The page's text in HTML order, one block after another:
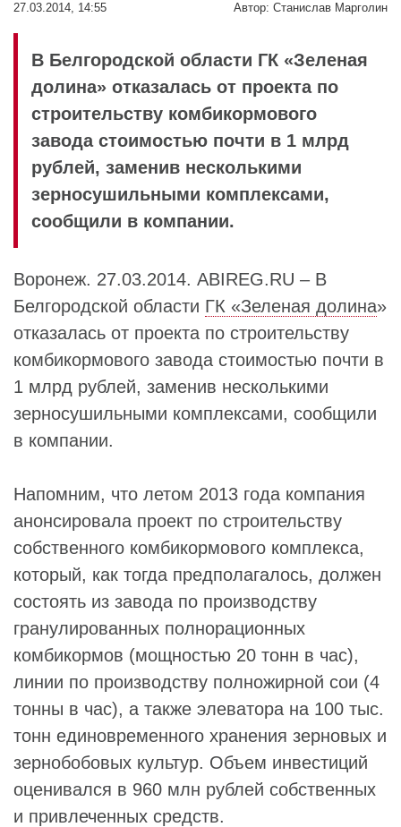
27.03.2014, 14:55 Автор: Станислав Марголин
В Белгородской области ГК «Зеленая
долина» отказалась от проекта по
строительству комбикормового
завода стоимостью почти в 1 млрд
рублей, заменив несколькими
зерносушильными комплексами,
сообщили в компании.
Воронеж. 27.03.2014. ABIREG.RU – В
Белгородской области ГК «Зеленая долина»
отказалась от проекта по строительству
комбикормового завода стоимостью почти в
1 млрд рублей, заменив несколькими
зерносушильными комплексами, сообщили
в компании.
Напомним, что летом 2013 года компания
анонсировала проект по строительству
собственного комбикормового комплекса,
который, как тогда предполагалось, должен
состоять из завода по производству
гранулированных полнорационных
комбикормов (мощностью 20 тонн в час),
линии по производству полножирной сои (4
тонны в час), а также элеватора на 100 тыс.
тонн единовременного хранения зерновых и
зернобобовых культур. Объем инвестиций
оценивался в 960 млн рублей собственных
и привлеченных средств.